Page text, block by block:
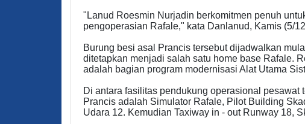
"Lanud Roesmin Nurjadin berkomitmen penuh
pengoperasian Rafale," kata Danlanud, Kamis (5/
Burung besi asal Prancis tersebut dijadwalkan
ditetapkan menjadi salah satu home base Rafale.
adalah bagian program modernisasi Alat Utama
Di antara fasilitas pendukung operasional pesawat
Prancis adalah Simulator Rafale, Pilot Building
Udara 12. Kemudian Taxiway in - out Runway 18,